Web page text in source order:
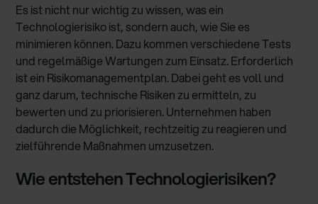
Es ist nicht nur wichtig zu wissen, was ein
Technologierisiko ist, sondern auch, wie Sie es
minimieren können. Dazu kommen verschiedene Tests
und regelmäßige Wartungen zum Einsatz. Erforderlich
ist ein Risikomanagementplan. Dabei geht es voll und
ganz darum, technische Risiken zu ermitteln, zu
bewerten und zu priorisieren. Unternehmen haben
dadurch die Möglichkeit, rechtzeitig zu reagieren und
zielführende Maßnahmen umzusetzen.
Wie entstehen Technologierisiken?